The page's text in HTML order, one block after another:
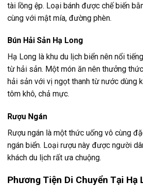
tài lồng ệp. Loại bánh được chế biến
cùng với mật mía, đường phèn.
Bún Hải Sản Hạ Long
Hạ Long là khu du lịch biển nên nổi
từ hải sản. Một món ăn nên thưởng
hải sản với vị ngọt thanh từ nước dùng
tôm khô, chả mực.
Rượu Ngán
Rượu ngán là một thức uống vô cùng
ngán biển. Loại rượu này được người
khách du lịch rất ưa chuộng.
Phương Tiện Di Chuyển Tại Hạ